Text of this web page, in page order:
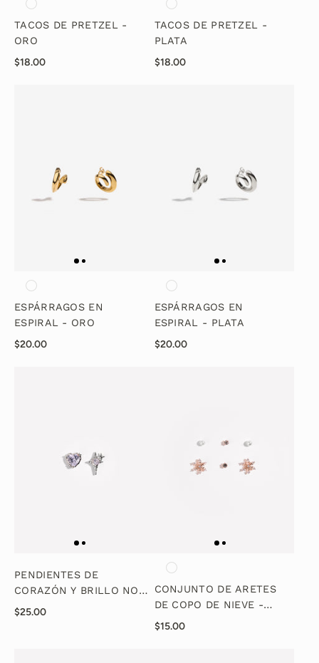
TACOS DE PRETZEL -
ORO
$18.00
TACOS DE PRETZEL -
PLATA
$18.00
ESPÁRRAGOS EN
ESPIRAL - ORO
$20.00
ESPÁRRAGOS EN
ESPIRAL - PLATA
$20.00
PENDIENTES DE
CORAZÓN Y BRILLO NO
COINCIDENTES
$25.00
CONJUNTO DE ARETES
DE COPO DE NIEVE -
ORO ROSA
$15.00